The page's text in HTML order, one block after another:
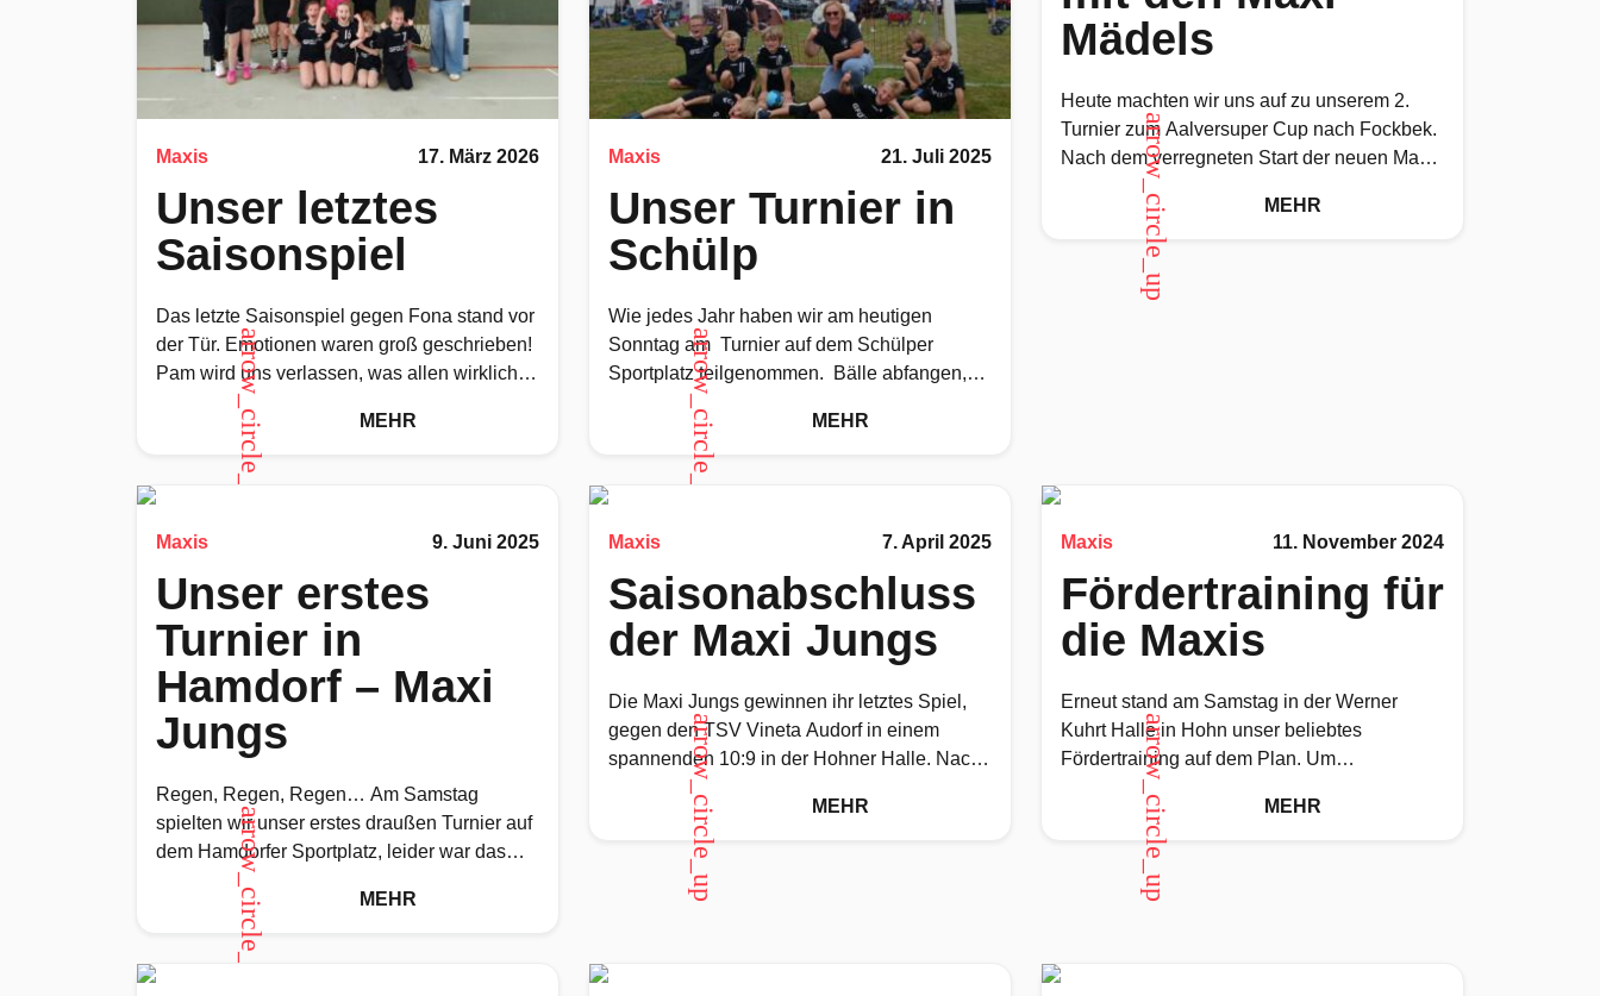
Maxis 17. März 2026
Unser letztes
Saisonspiel
Das letzte Saisonspiel gegen Fona stand vor
der Tür. Emotionen waren groß geschrieben!
Pam wird uns verlassen, was allen wirklich
schwer abging. Nun hieß es
arrow_circle_up MEHR
Maxis 21. Juli 2025
Unser Turnier in
Schülp
Wie jedes Jahr haben wir am heutigen
Sonntag am Turnier auf dem Schülper
Sportplatz teilgenommen. Bälle abfangen,
fangen und werfen gelang uns schon ganz
arrow_circle_up MEHR
Mädels
Heute machten wir uns auf zu unserem 2.
Turnier zum Aalversuper Cup nach Fockbek.
Nach dem verregneten Start der neuen Maxi
Saison der Mädchen in
arrow_circle_up MEHR
Maxis 9. Juni 2025
Unser erstes
Turnier in
Hamdorf – Maxi
Jungs
Regen, Regen, Regen… Am Samstag
spielten wir unser erstes draußen Turnier auf
dem Hamdorfer Sportplatz, leider war das
Wetter eher bescheiden. Unsere Gegner: HG
arrow_circle_up MEHR
Maxis 7. April 2025
Saisonabschluss
der Maxi Jungs
Die Maxi Jungs gewinnen ihr letztes Spiel,
gegen den TSV Vineta Audorf in einem
spannenden 10:9 in der Hohner Halle. Nach
einer turbulenten Saison gewinnen
arrow_circle_up MEHR
Maxis 11. November 2024
Fördertraining für
die Maxis
Erneut stand am Samstag in der Werner
Kuhrt Halle in Hohn unser beliebtes
Fördertraining auf dem Plan. Um
10:30 begrüßten Lone und Sarah aus der
arrow_circle_up MEHR